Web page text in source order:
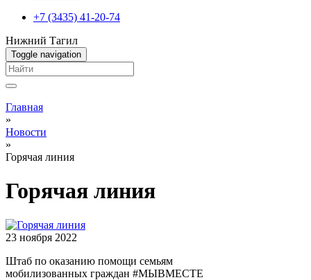
+7 (3435) 41-20-74
Нижний Тагил
Toggle navigation
Вы здесь
Главная
»
Новости
»
Горячая линия
Горячая линия
23 ноября 2022
Штаб по оказанию помощи семьям
мобилизованных граждан #МЫВМЕСТЕ